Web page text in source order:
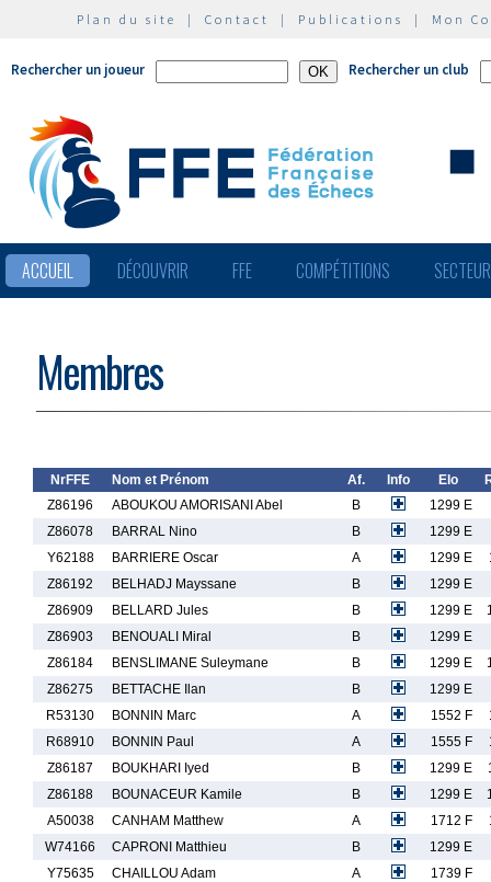
Plan du site | Contact | Publications | Mon
Rechercher un joueur Rechercher un club
ACCUEIL DÉCOUVRIR FFE COMPÉTITIONS
Membres
NrFFE Nom et Prénom Af. Info Elo
Z86196
ABOUKOU AMORISANI Abel B
1299 E
Z86078
BARRAL Nino B
1299 E
Y62188
BARRIERE Oscar A 1299 E
Z86192
BELHADJ Mayssane B
1299 E
Z86909
BELLARD Jules B 1299 E
Z86903
BENOUALI Miral B
1299 E
Z86184
BENSLIMANE Suleymane B 1299 E
Z86275
BETTACHE Ilan B
1299 E
R53130
BONNIN Marc A 1552 F
R68910
BONNIN Paul A 1555 F
Z86187
BOUKHARI Iyed B 1299 E
Z86188
BOUNACEUR Kamile B 1299 E
A50038
CANHAM Matthew A 1712 F
W74166
CAPRONI Matthieu B
1299 E
Y75635
CHAILLOU Adam A 1739 F